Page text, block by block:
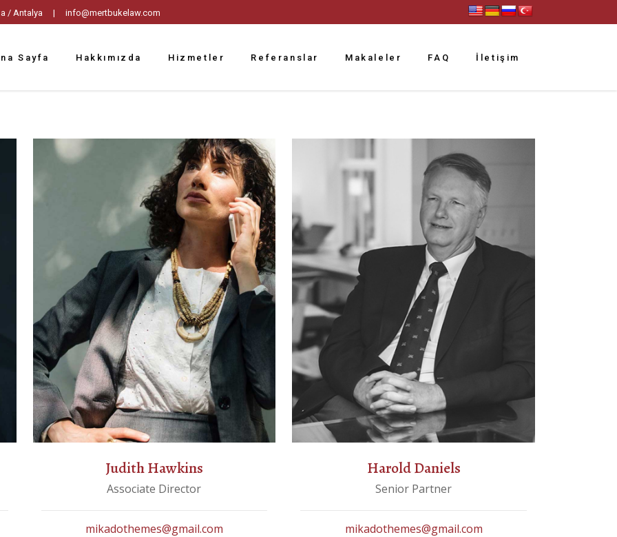
/ Antalya | info@mertbukelaw.com
Sayfa Hakkımızda Hizmetler Referanslar Makaleler FAQ İletişim
Judith Hawkins
Associate Director
mikadothemes@gmail.com
Harold Daniels
Senior Partner
mikadothemes@gmail.com